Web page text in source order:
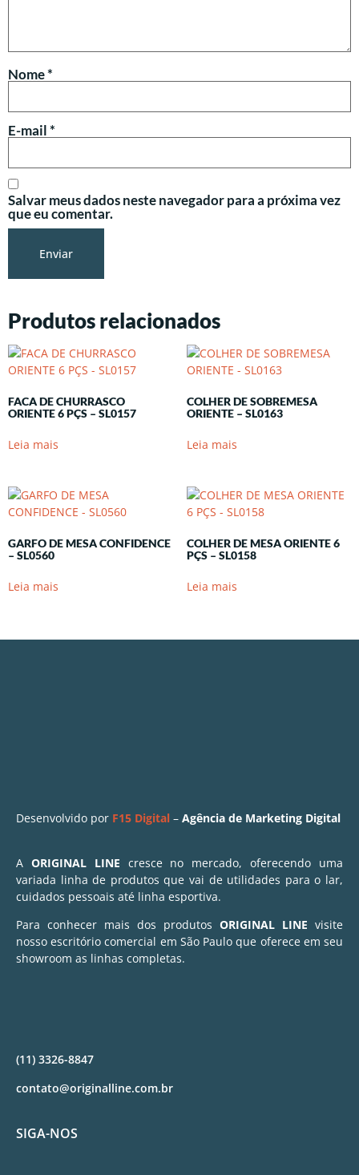
Nome*
E-mail*
Salvar meus dados neste navegador para a próxima vez
que eu comentar.
Produtos relacionados
FACA DE CHURRASCO
ORIENTE 6 PÇS – SL0157
Leia mais
COLHER DE SOBREMESA
ORIENTE – SL0163
Leia mais
GARFO DE MESA CONFIDENCE
– SL0560
Leia mais
COLHER DE MESA ORIENTE 6
PÇS – SL0158
Leia mais
Desenvolvido por F15 Digital – Agência de Marketing Digital
A ORIGINAL LINE cresce no mercado, oferecendo uma
variada linha de produtos que vai de utilidades para o lar,
cuidados pessoais até linha esportiva.
Para conhecer mais dos produtos ORIGINAL LINE visite
nosso escritório comercial em São Paulo que oferece em seu
showroom as linhas completas.
(11) 3326-8847
contato@originalline.com.br
SIGA-NOS